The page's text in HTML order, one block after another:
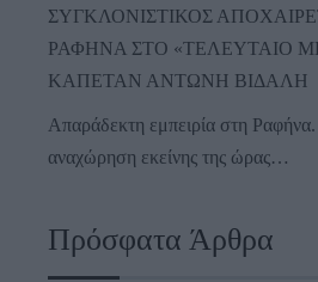
ΣΥΓΚΛΟΝΙΣΤΙΚΟΣ
ΡΑΦΗΝΑ ΣΤΟ «ΤΕΛΕΥΤΑΙΟ
ΚΑΠΕΤΑΝ ΑΝΤΩΝΗ ΒΙΔΑΛΗ
Απαράδεκτη εμπειρία στη
αναχώρηση εκείνης της ώρας…
Πρόσφατα Άρθρα